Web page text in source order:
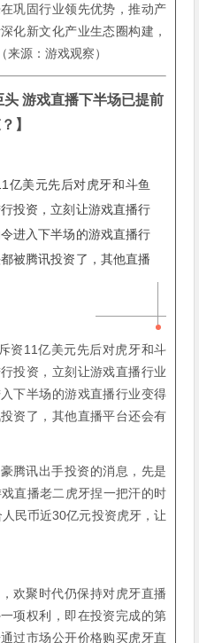
巩固行业领先优势，推动产
化新文化产业生态圈构建，
源：游戏观察）
游戏直播下半场已提前
】
亿美元先后对虎牙和斗鱼
投资，立刻让游戏直播行
进入下半场的游戏直播行
被腾讯投资了，其他直播
资11亿美元先后对虎牙和斗
投资，立刻让游戏直播行业
下半场的游戏直播行业变得
资了，其他直播平台还会有
腾讯出手投资的消息，先是
直播老二虎牙捏一把汗的时
民币近30亿元投资虎牙，让
欢聚时代仍保持对虎牙直播
项权利，即在投资完成的第
过市场公开价格购买虎牙直